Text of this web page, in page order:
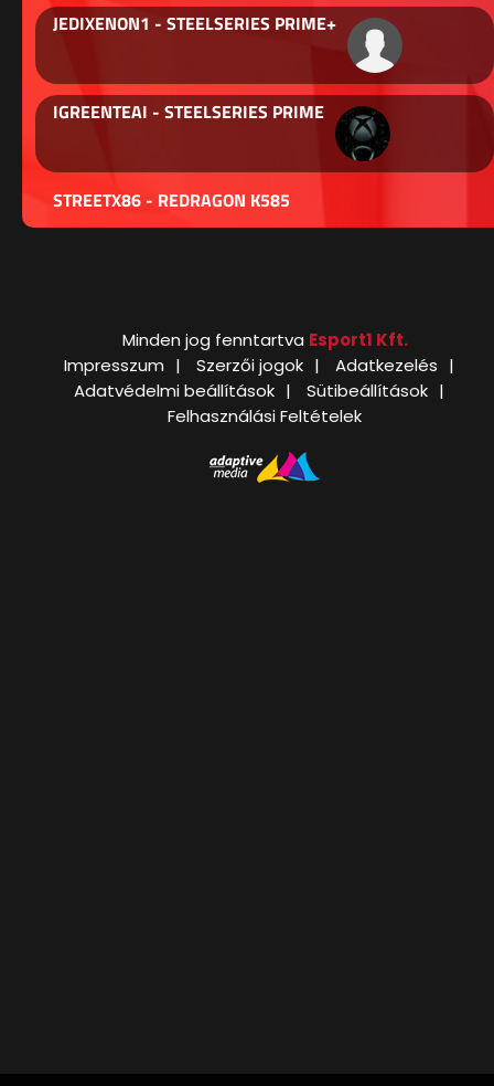
JEDIXENON1 - STEELSERIES PRIME+
IGREENTEAI - STEELSERIES PRIME
STREETX86 - REDRAGON K585
Minden jog fenntartva Esport1 Kft.
Impresszum
Szerzői jogok
Adatkezelés
Adatvédelmi beállítások
Sütibeállítások
Felhasználási Feltételek